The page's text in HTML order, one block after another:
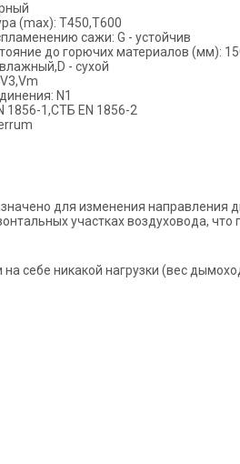
(max): Т450,T600
сажи: G - устойчив
до горючих материалов (мм):
- сухой
N1
1856-1,СТБ EN 1856-2
для изменения направления
участках воздуховода,
себе никакой нагрузки (вес